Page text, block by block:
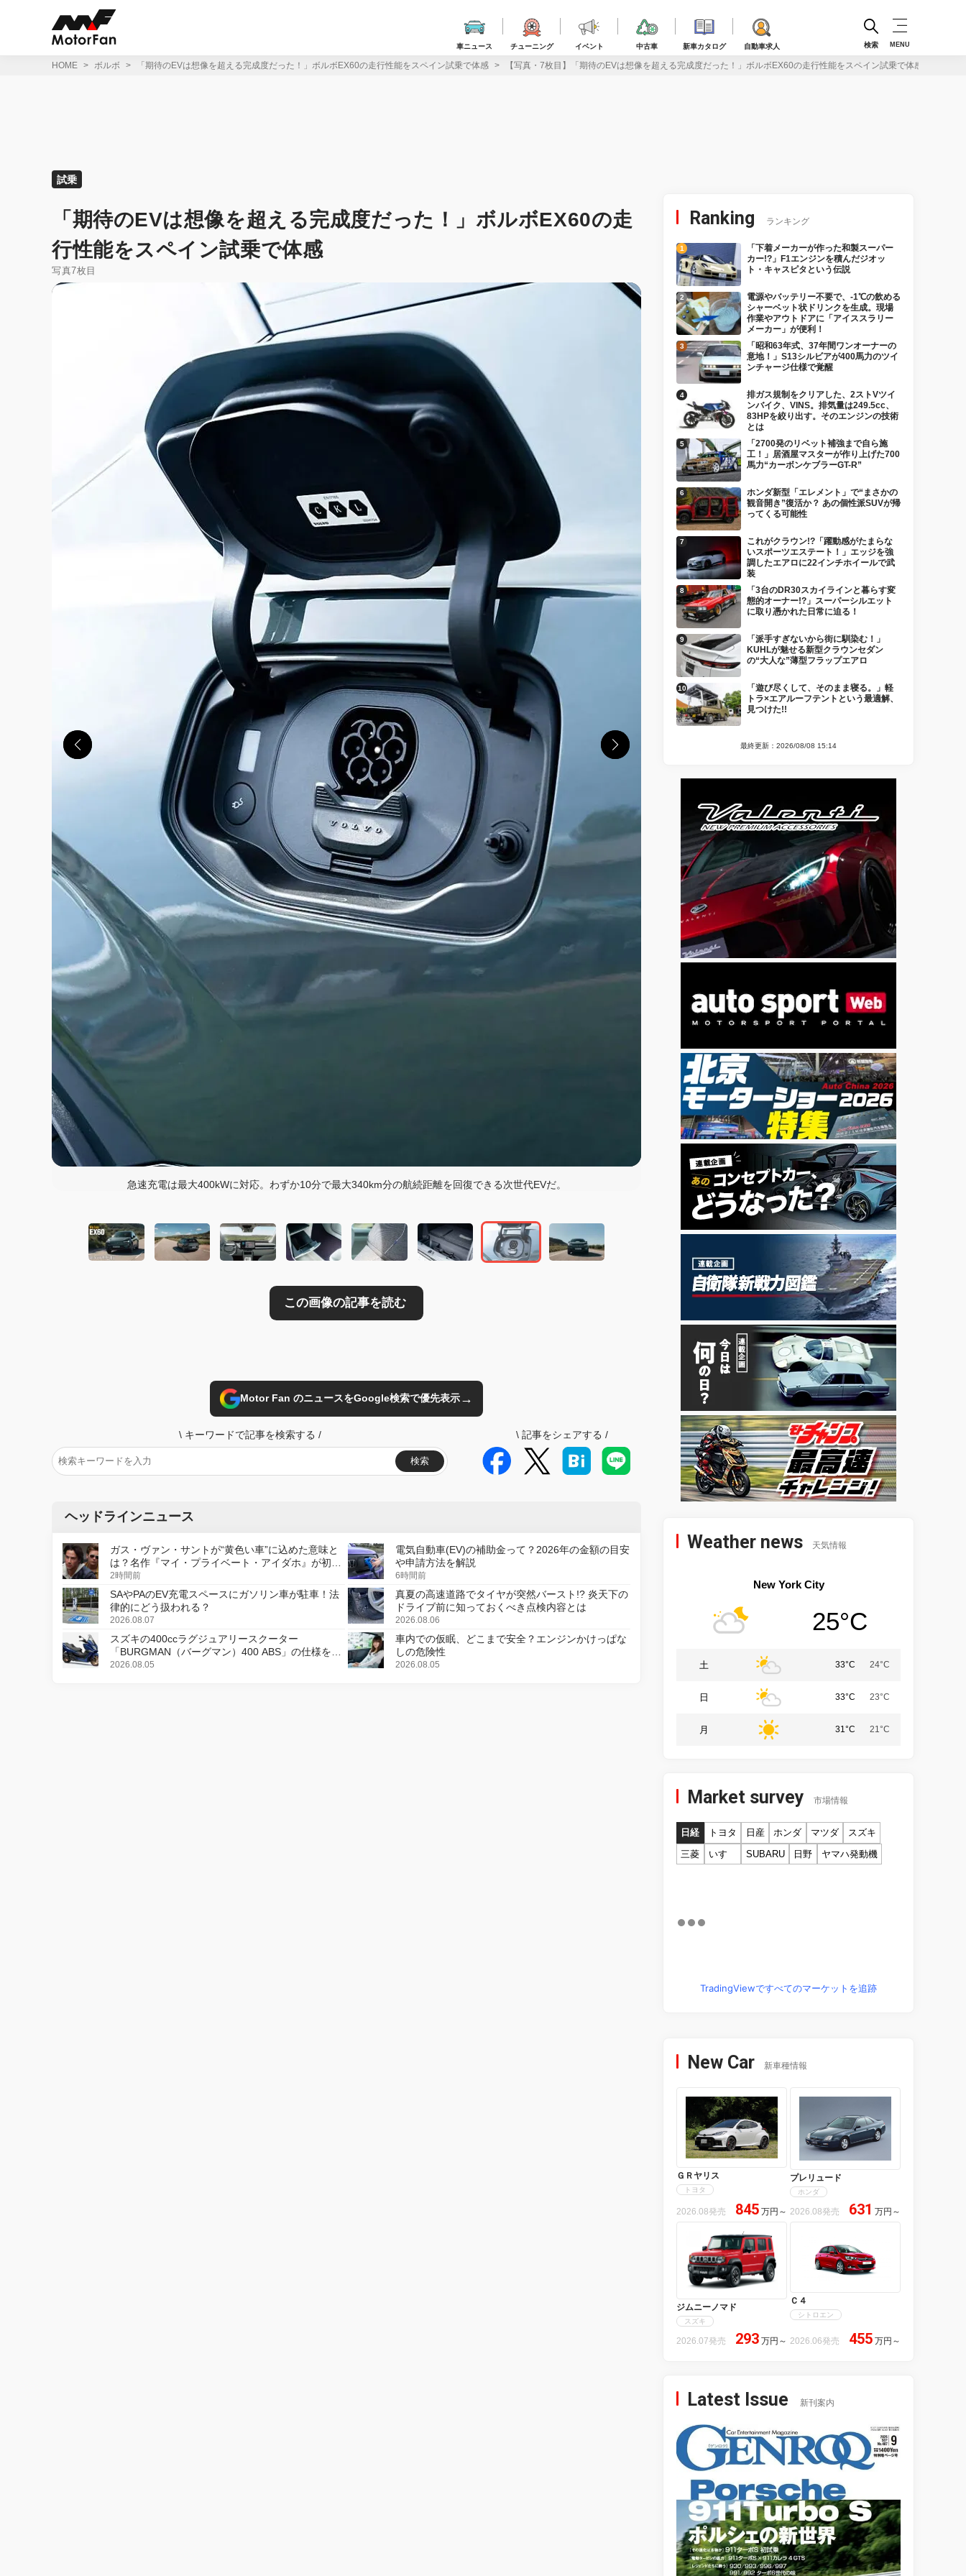
車ニュース チューニング イベント 中古車 新車カタログ 自動車求人 検索 MENU
HOME ボルボ 「期待のEVは想像を超える完成度だった！」ボルボEX60の走行性能をスペイン試乗で体感 【写真・7枚目】「期待のEVは想像を超える完成度だった！」ボルボEX60の走行性能をスペイン試乗で体感
試乗
「期待のEVは想像を超える完成度だった！」ボルボEX60の走
行性能をスペイン試乗で体感
写真7枚目
急速充電は最大400kWに対応。わずか10分で最大340km分の航続距離を回復できる次世代EVだ。
Motor Fan のニュースをGoogle検索で優先表示→
\ キーワードで記事を検索する /
検索
\ 記事をシェアする /
ヘッドラインニュース
ガス・ヴァン・サントが“黄色い車”に込めた意味と
は？名作『マイ・プライベート・アイダホ』が初の
デジタルリマスター版で復活
2時間前
電気自動車(EV)の補助金って？2026年の金額の目安
や申請方法を解説
6時間前
SAやPAのEV充電スペースにガソリン車が駐車！法
律的にどう扱われる？
2026.08.07
真夏の高速道路でタイヤが突然バースト!? 炎天下の
ドライブ前に知っておくべき点検内容とは
2026.08.06
スズキの400ccラグジュアリースクーター
「BURGMAN（バーグマン）400 ABS」の仕様を変
更し、8月18日に発売
2026.08.05
車内での仮眠、どこまで安全？エンジンかけっぱな
しの危険性
2026.08.05
Ranking ランキング
「下着メーカーが作った和製スーパー
カー!?」F1エンジンを積んだジオッ
ト・キャスピタという伝説
電源やバッテリー不要で、-1℃の飲める
シャーベット状ドリンクを生成。現場
作業やアウトドアに「アイススラリー
メーカー」が便利！
「昭和63年式、37年間ワンオーナーの
意地！」S13シルビアが400馬力のツイ
ンチャージ仕様で覚醒
排ガス規制をクリアした、2ストVツイ
ンバイク、VINS。排気量は249.5cc、
83HPを絞り出す。そのエンジンの技術
とは
「2700発のリベット補強まで自ら施
工！」居酒屋マスターが作り上げた700
馬力“カーボンケブラーGT-R”
ホンダ新型「エレメント」で“まさかの
観音開き”復活か？ あの個性派SUVが帰
ってくる可能性
これがクラウン!?「躍動感がたまらな
いスポーツエステート！」エッジを強
調したエアロに22インチホイールで武
装
「3台のDR30スカイラインと暮らす変
態的オーナー!?」スーパーシルエット
に取り憑かれた日常に迫る！
「派手すぎないから街に馴染む！」
KUHLが魅せる新型クラウンセダン
の“大人な”薄型フラップエアロ
「遊び尽くして、そのまま寝る。」軽
トラ×エアルーフテントという最適解、
見つけた!!
最終更新：2026/08/08 15:14
Weather news 天気情報
New York City
25°C
土 33°C 24°C
日 33°C 23°C
月 31°C 21°C
Market survey 市場情報
日経 トヨタ 日産 ホンダ マツダ
スズキ
三菱
いすゞ SUBARU 日野 ヤマハ発動機
TradingViewですべてのマーケットを追跡
New Car 新車種情報
ＧＲヤリス
トヨタ
2026.08発売 845 万円 ～
プレリュード
ホンダ
2026.08発売 631 万円 ～
ジムニーノマド
スズキ
2026.07発売 293 万円 ～
Ｃ４
シトロエン
2026.06発売 455 万円 ～
Latest Issue 新刊案内